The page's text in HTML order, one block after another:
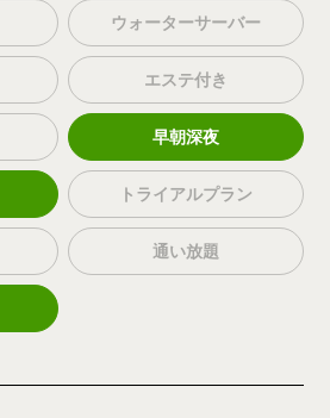
ウォーターサーバー
エステ付き
早朝深夜
トライアルプラン
通い放題